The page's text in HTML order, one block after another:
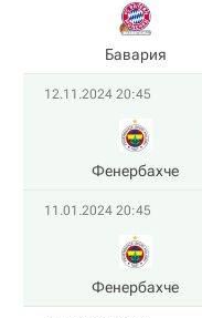
Бавария
12.11.2024 20:45
Фенербахче
11.01.2024 20:45
Фенербахче